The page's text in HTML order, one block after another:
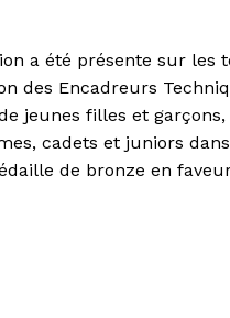
a été présente sur les
des Encadreurs
jeunes filles et
cadets et juniors
de bronze en